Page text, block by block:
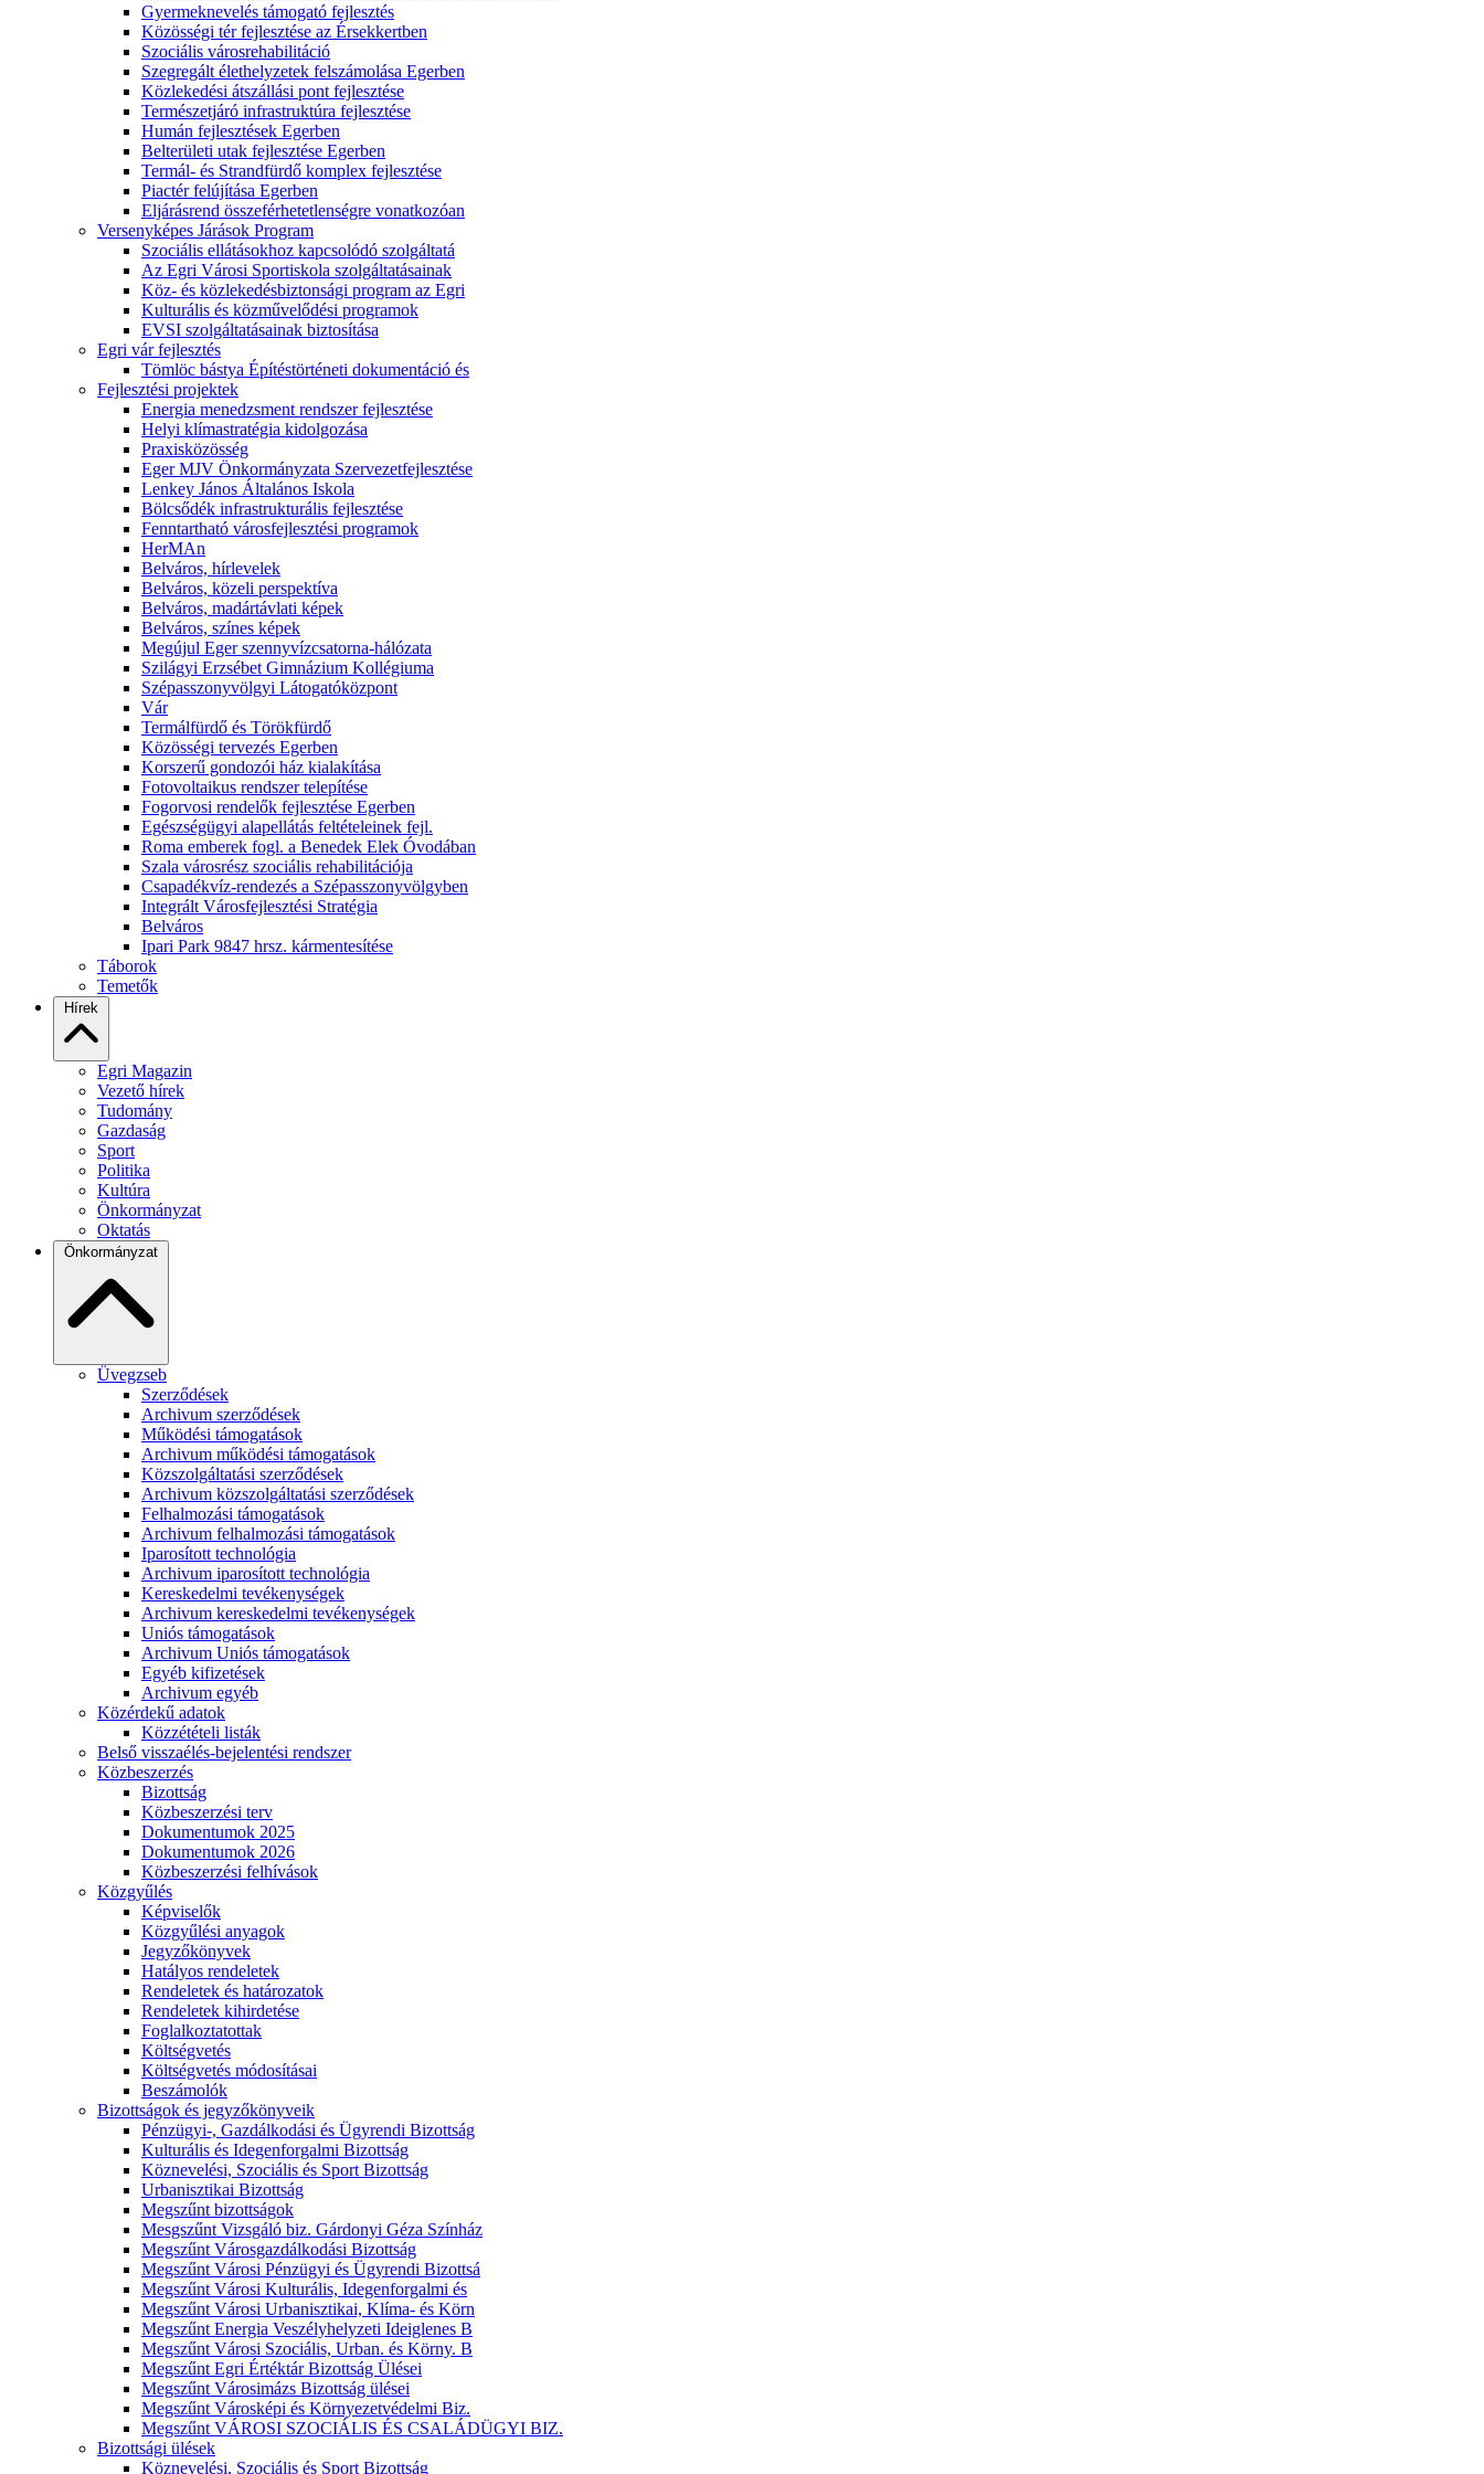
Gyermeknevelés támogató fejlesztés
Közösségi tér fejlesztése az Érsekkertben
Szociális városrehabilitáció
Szegregált élethelyzetek felszámolása Egerben
Közlekedési átszállási pont fejlesztése
Természetjáró infrastruktúra fejlesztése
Humán fejlesztések Egerben
Belterületi utak fejlesztése Egerben
Termál- és Strandfürdő komplex fejlesztése
Piactér felújítása Egerben
Eljárásrend összeférhetetlenségre vonatkozóan
Versenyképes Járások Program
Szociális ellátásokhoz kapcsolódó szolgáltatá
Az Egri Városi Sportiskola szolgáltatásainak
Köz- és közlekedésbiztonsági program az Egri
Kulturális és közművelődési programok
EVSI szolgáltatásainak biztosítása
Egri vár fejlesztés
Tömlöc bástya Építéstörténeti dokumentáció és
Fejlesztési projektek
Energia menedzsment rendszer fejlesztése
Helyi klímastratégia kidolgozása
Praxisközösség
Eger MJV Önkormányzata Szervezetfejlesztése
Lenkey János Általános Iskola
Bölcsődék infrastrukturális fejlesztése
Fenntartható városfejlesztési programok
HerMAn
Belváros, hírlevelek
Belváros, közeli perspektíva
Belváros, madártávlati képek
Belváros, színes képek
Megújul Eger szennyvízcsatorna-hálózata
Szilágyi Erzsébet Gimnázium Kollégiuma
Szépasszonyvölgyi Látogatóközpont
Vár
Termálfürdő és Törökfürdő
Közösségi tervezés Egerben
Korszerű gondozói ház kialakítása
Fotovoltaikus rendszer telepítése
Fogorvosi rendelők fejlesztése Egerben
Egészségügyi alapellátás feltételeinek fejl.
Roma emberek fogl. a Benedek Elek Óvodában
Szala városrész szociális rehabilitációja
Csapadékvíz-rendezés a Szépasszonyvölgyben
Integrált Városfejlesztési Stratégia
Belváros
Ipari Park 9847 hrsz. kármentesítése
Táborok
Temetők
Hírek
Egri Magazin
Vezető hírek
Tudomány
Gazdaság
Sport
Politika
Kultúra
Önkormányzat
Oktatás
Önkormányzat
Üvegzseb
Szerződések
Archivum szerződések
Működési támogatások
Archivum működési támogatások
Közszolgáltatási szerződések
Archivum közszolgáltatási szerződések
Felhalmozási támogatások
Archivum felhalmozási támogatások
Iparosított technológia
Archivum iparosított technológia
Kereskedelmi tevékenységek
Archivum kereskedelmi tevékenységek
Uniós támogatások
Archivum Uniós támogatások
Egyéb kifizetések
Archivum egyéb
Közérdekű adatok
Közzétételi listák
Belső visszaélés-bejelentési rendszer
Közbeszerzés
Bizottság
Közbeszerzési terv
Dokumentumok 2025
Dokumentumok 2026
Közbeszerzési felhívások
Közgyűlés
Képviselők
Közgyűlési anyagok
Jegyzőkönyvek
Hatályos rendeletek
Rendeletek és határozatok
Rendeletek kihirdetése
Foglalkoztatottak
Költségvetés
Költségvetés módosításai
Beszámolók
Bizottságok és jegyzőkönyveik
Pénzügyi-, Gazdálkodási és Ügyrendi Bizottság
Kulturális és Idegenforgalmi Bizottság
Köznevelési, Szociális és Sport Bizottság
Urbanisztikai Bizottság
Megszűnt bizottságok
Mesgszűnt Vizsgáló biz. Gárdonyi Géza Színház
Megszűnt Városgazdálkodási Bizottság
Megszűnt Városi Pénzügyi és Ügyrendi Bizottsá
Megszűnt Városi Kulturális, Idegenforgalmi és
Megszűnt Városi Urbanisztikai, Klíma- és Körn
Megszűnt Energia Veszélyhelyzeti Ideiglenes B
Megszűnt Városi Szociális, Urban. és Körny. B
Megszűnt Egri Értéktár Bizottság Ülései
Megszűnt Városimázs Bizottság ülései
Megszűnt Városképi és Környezetvédelmi Biz.
Megszűnt VÁROSI SZOCIÁLIS ÉS CSALÁDÜGYI BIZ.
Bizottsági ülések
Köznevelési, Szociális és Sport Bizottság